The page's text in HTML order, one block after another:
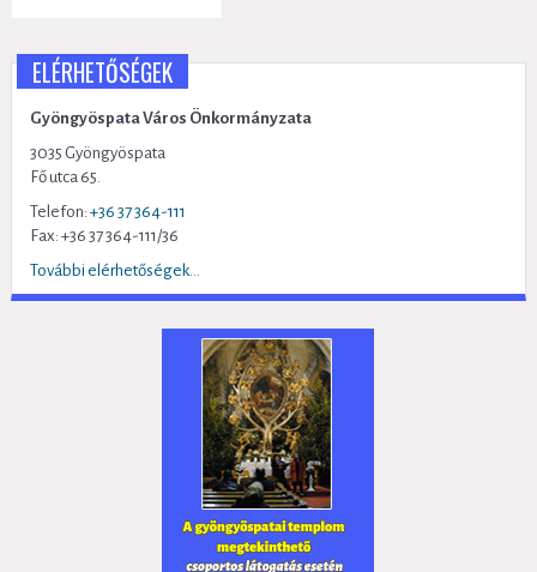
ELÉRHETŐSÉGEK
Gyöngyöspata Város Önkormányzata
3035 Gyöngyöspata
Fő utca 65.
Telefon: +36 37 364-111
Fax: +36 37 364-111/36
További elérhetőségek...